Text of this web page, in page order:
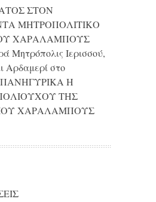
ΣΤΟΝ
ΜΗΤΡΟΠΟΛΙΤΙΚΟ
ΧΑΡΑΛΑΜΠΟΥΣ
Μητρόπολις Ιερισσού,
Αρδαμερίστο
Η
ΤΗΣ
ΧΑΡΑΛΑΜΠΟΥΣ